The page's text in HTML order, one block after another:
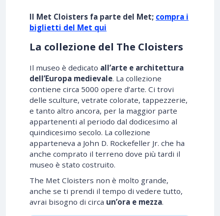
Il Met Cloisters fa parte del Met; compra i
biglietti del Met qui
La collezione del The Cloisters
Il museo è dedicato all’arte e architettura
dell’Europa medievale. La collezione
contiene circa 5000 opere d’arte. Ci trovi
delle sculture, vetrate colorate, tappezzerie,
e tanto altro ancora, per la maggior parte
appartenenti al periodo dal dodicesimo al
quindicesimo secolo. La collezione
apparteneva a John D. Rockefeller Jr. che ha
anche comprato il terreno dove più tardi il
museo è stato costruito.
The Met Cloisters non è molto grande,
anche se ti prendi il tempo di vedere tutto,
avrai bisogno di circa un’ora e mezza.